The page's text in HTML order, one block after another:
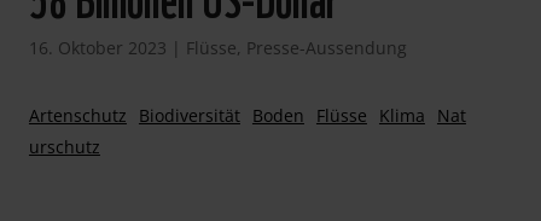
16. Oktober 2023 | Flüsse, Presse-Aussendung
Artenschutz Biodiversität Boden Flüsse Klima
Nat
urschutz